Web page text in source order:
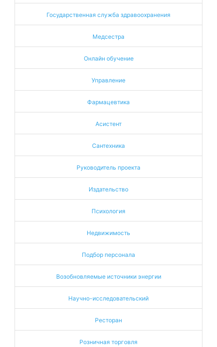
Государственная служба здравоохранения
Медсестра
Онлайн обучение
Управление
Фармацевтика
Асистент
Сантехника
Руководитель проекта
Издательство
Психология
Недвижимость
Подбор персонала
Возобновляемые источники энергии
Научно-исследовательский
Ресторан
Розничная торговля